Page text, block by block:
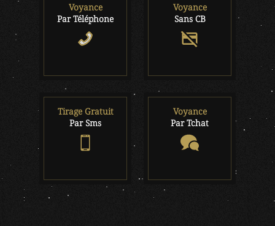
Voyance
Par Téléphone
Voyance
Sans CB
Tirage Gratuit
Par Sms
Voyance
Par Tchat